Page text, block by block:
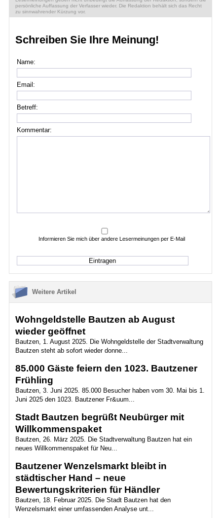
persönliche Auffassung der Verfasser wieder. Die Redaktion behält sich das Recht
zu sinnwahrender Kürzung vor.
Schreiben Sie Ihre Meinung!
Name:
Email:
Betreff:
Kommentar:
Informieren Sie mich über andere Lesermeinungen per E-Mail
Weitere Artikel
Wohngeldstelle Bautzen ab August
wieder geöffnet
Bautzen, 1. August 2025. Die Wohngeldstelle der Stadtverwaltung
Bautzen steht ab sofort wieder donne...
85.000 Gäste feiern den 1023. Bautzener
Frühling
Bautzen, 3. Juni 2025. 85.000 Besucher haben vom 30. Mai bis 1.
Juni 2025 den 1023. Bautzener Fr&uum...
Stadt Bautzen begrüßt Neubürger mit
Willkommenspaket
Bautzen, 26. März 2025. Die Stadtverwaltung Bautzen hat ein
neues Willkommenspaket für Neu...
Bautzener Wenzelsmarkt bleibt in
städtischer Hand – neue
Bewertungskriterien für Händler
Bautzen, 18. Februar 2025. Die Stadt Bautzen hat den
Wenzelsmarkt einer umfassenden Analyse unt...